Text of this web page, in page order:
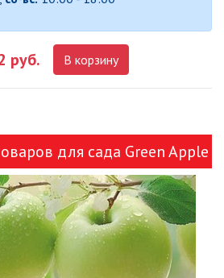
ОСВЕЩЕНИЯ (LED МОДУЛИ)
ОБОРУДОВАНИЕ
НОВОГОДНЕЕ ОСВЕЩЕНИЕ
ОТВЕРТКИ
ПАЯЛЬНОЕ ОБОРУДОВАНИЕ
руб. В корзину
для сада Green Apple
и ЭРА!